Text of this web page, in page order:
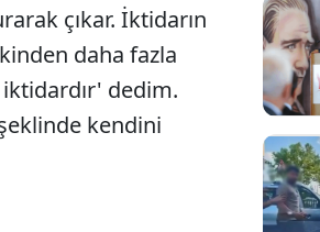
çıkar. İktidarın
daha fazla
dedim.
kendini